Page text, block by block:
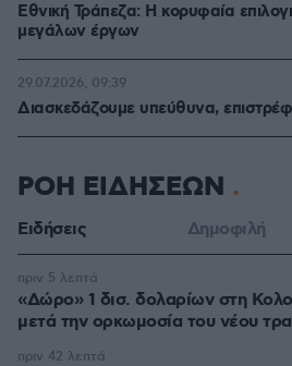
Εθνική Τράπεζα: Η κορυφαία
μεγάλων έργων
Διασκεδάζουμε υπεύθυνα,
29.07.2026, 09:39
ΡΟΗ ΕΙΔΗΣΕΩΝ
Ειδήσεις Δημοφιλή
«Δώρο» 1 δισ. δολαρίων στη
μετά την ορκωμοσία του νέου
πριν 5 λεπτά
πριν 42 λεπτά